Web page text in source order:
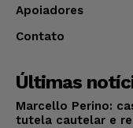
Apoiadores
Contato
Últimas
Marcello Perino:
tutela cautelar e